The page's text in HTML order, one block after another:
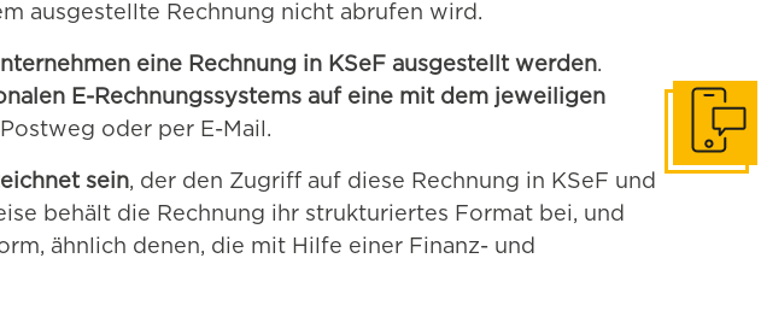
ausgestellte Rechnung nicht abrufen wird.
eine Rechnung in KSeF ausgestellt werden.
E-Rechnungssystems auf eine mit dem jeweiligen
oder per E-Mail.
sein, der den Zugriff auf diese Rechnung in KSeF und
behält die Rechnung ihr strukturiertes Format bei, und
ähnlich denen, die mit Hilfe einer Finanz- und
In